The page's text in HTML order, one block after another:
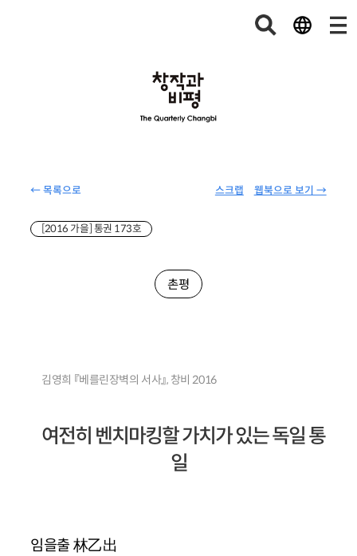
← 목록으로 웹북으로 보기 →
스크랩
[2016 가을] 통권 173호
촌평
김영희 『베를린장벽의 서사』, 창비 2016
여전히 벤치마킹할 가치가 있는 독일 통
일
임을출 林乙出